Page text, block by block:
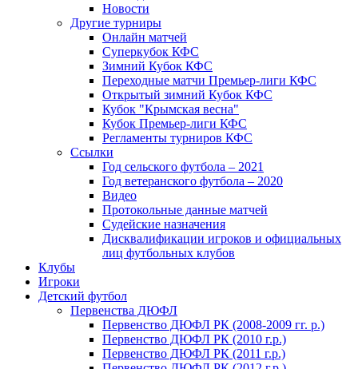
Новости
Другие турниры
Онлайн матчей
Суперкубок КФС
Зимний Кубок КФС
Переходные матчи Премьер-лиги КФС
Открытый зимний Кубок КФС
Кубок "Крымская весна"
Кубок Премьер-лиги КФС
Регламенты турниров КФС
Ссылки
Год сельского футбола – 2021
Год ветеранского футбола – 2020
Видео
Протокольные данные матчей
Судейские назначения
Дисквалификации игроков и официальных
лиц футбольных клубов
Клубы
Игроки
Детский футбол
Первенства ДЮФЛ
Первенство ДЮФЛ РК (2008-2009 гг. р.)
Первенство ДЮФЛ РК (2010 г.р.)
Первенство ДЮФЛ РК (2011 г.р.)